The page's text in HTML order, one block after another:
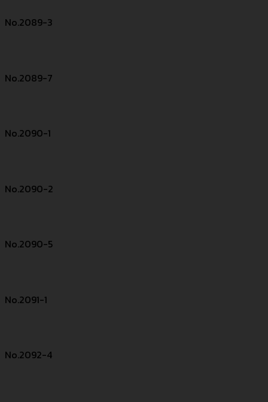
No.2089-3
No.2089-7
No.2090-1
No.2090-2
No.2090-5
No.2091-1
No.2092-4